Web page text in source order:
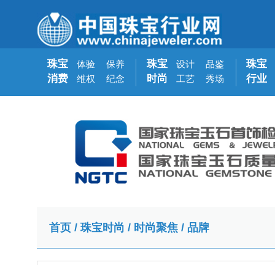
珠宝
消费
体验
维权
保养
纪念
珠宝
时尚
设计
工艺
品鉴
秀场
珠宝
行业
首页 / 珠宝时尚 / 时尚聚焦 / 品牌